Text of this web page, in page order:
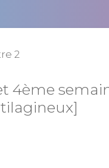
2
4ème